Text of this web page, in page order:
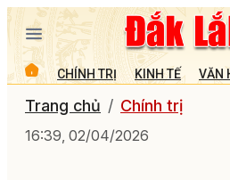
CHÍNH TRỊ KINH TẾ VĂN
Trang chủ Chính trị
16:39, 02/04/2026